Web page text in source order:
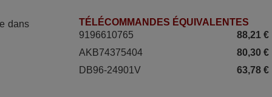
dans
Mario,
AUTRICHE
avril 2026
TÉLÉCOMMANDES ÉQUIVALENTES
88,21 €
9196610765
80,30 €
AKB74375404
63,78 €
DB96-24901V